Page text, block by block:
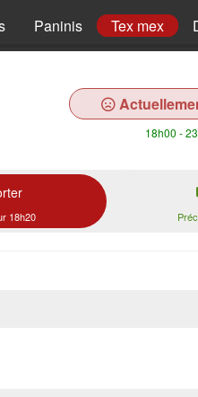
Paninis Tex mex
18h00 -
18h20